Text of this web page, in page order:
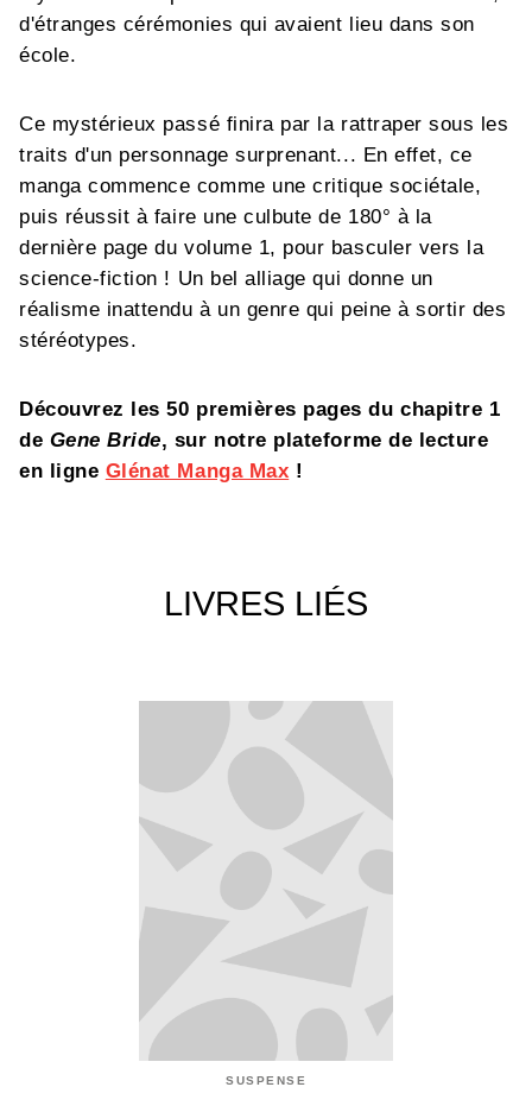
d'étranges cérémonies qui avaient lieu dans son
école.
Ce mystérieux passé finira par la rattraper sous les
traits d'un personnage surprenant... En effet, ce
manga commence comme une critique sociétale,
puis réussit à faire une culbute de 180° à la
dernière page du volume 1, pour basculer vers la
science-fiction ! Un bel alliage qui donne un
réalisme inattendu à un genre qui peine à sortir des
stéréotypes.
Découvrez les 50 premières pages du chapitre 1
de Gene Bride, sur notre plateforme de lecture
en ligne Glénat Manga Max !
LIVRES LIÉS
SUSPENSE